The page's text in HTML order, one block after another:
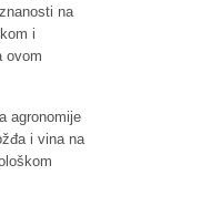
na
i
ovom
agronomije
i vina na